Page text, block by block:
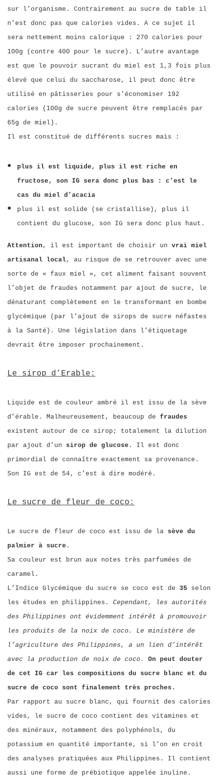
sur l’organisme. Contrairement au sucre de table il
n’est donc pas que calories vides. A ce sujet il
sera nettement moins calorique : 270 calories pour
100g (contre 400 pour le sucre). L’autre avantage
est que le pouvoir sucrant du miel est 1,3 fois plus
élevé que celui du saccharose, il peut donc être
utilisé en pâtisseries pour s’économiser 192
calories (100g de sucre peuvent être remplacés par
65g de miel).
Il est constitué de différents sucres mais :
plus il est liquide, plus il est riche en
fructose, son IG sera donc plus bas : c’est le
cas du miel d’acacia
plus il est solide (se cristallise), plus il
contient du glucose, son IG sera donc plus haut.
Attention , il est important de choisir un vrai miel
artisanal local, au risque de se retrouver avec une
sorte de « faux miel », cet aliment faisant souvent
l’objet de fraudes notamment par ajout de sucre, le
dénaturant complètement en le transformant en bombe
glycémique (par l’ajout de sirops de sucre néfastes
à la Santé). Une législation dans l’étiquetage
devrait être imposer prochainement.
Le sirop d’Erable:
Liquide est de couleur ambré il est issu de la sève
d’érable. Malheureusement, beaucoup de fraudes
existent autour de ce sirop; totalement la dilution
par ajout d’un sirop de glucose . Il est donc
primordial de connaître exactement sa provenance.
Son IG est de 54, c’est à dire modéré.
Le sucre de fleur de coco:
Le sucre de fleur de coco est issu de la sève du
palmier à sucre .
Sa couleur est brun aux notes très parfumées de
caramel.
L’Indice Glycémique du sucre se coco est de 35 selon
les études en philippines. Cependant, les autorités
des Philippines ont évidemment intérêt à promouvoir
les produits de la noix de coco. Le ministère de
l’agriculture des Philippines, a un lien d’intérêt
avec la production de noix de coco.
On peut douter
de cet IG car les compositions du sucre blanc et du
sucre de coco sont finalement très proches.
Par rapport au sucre blanc, qui fournit des calories
vides, le sucre de coco contient des vitamines et
des minéraux, notamment des polyphénols, du
potassium en quantité importante, si l’on en croit
des analyses pratiquées aux Philippines. Il contient
aussi une forme de prébiotique appelée inuline.